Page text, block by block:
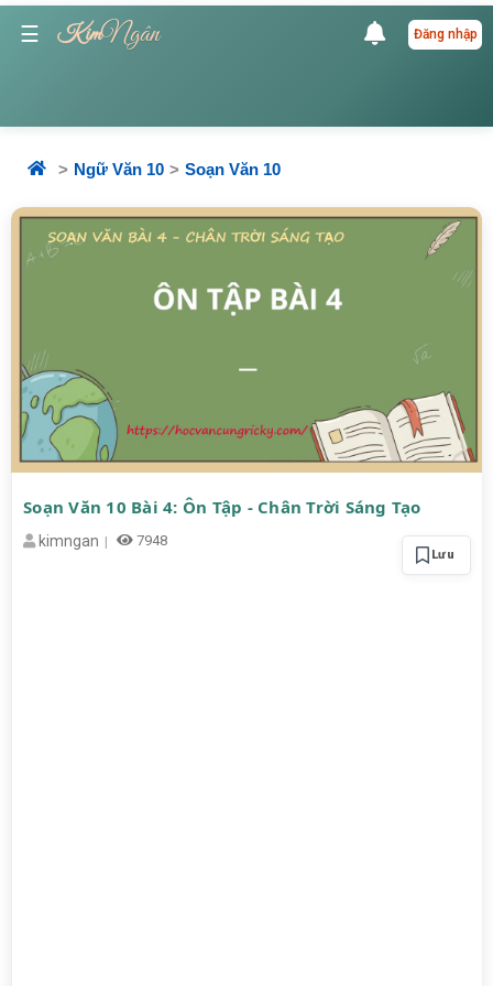
☰ KimNgân Đăng nhập
Ngữ Văn 10 Soạn Văn 10
Soạn Văn 10 Bài 4: Ôn Tập - Chân Trời Sáng Tạo
kimngan 7948
Lưu